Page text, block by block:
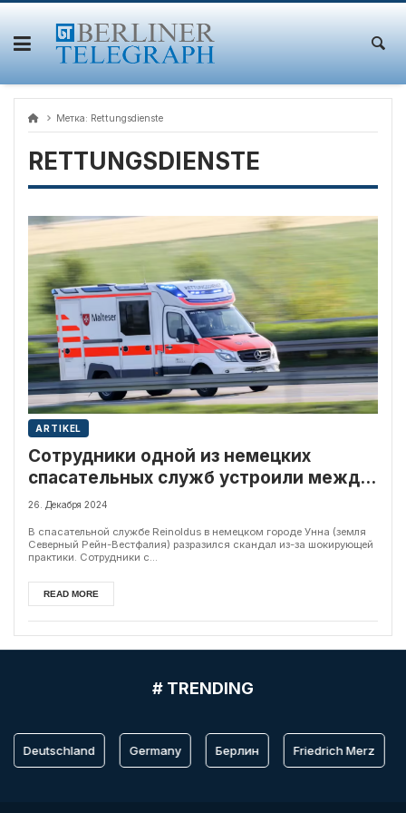
Skip
content
Метка: Rettungsdienste
RETTUNGSDIENSTE
ARTIKEL
Сотрудники одной из немецких
спасательных служб устроили между
собой соревнование по числу
26. Декабря 2024
В спасательной службе Reinoldus в немецком городе Унна (земля
Северный Рейн-Вестфалия) разразился скандал из-за шокирующей
практики. Сотрудники с...
READ MORE
# TRENDING
Deutschland Germany Берлин Friedrich Merz